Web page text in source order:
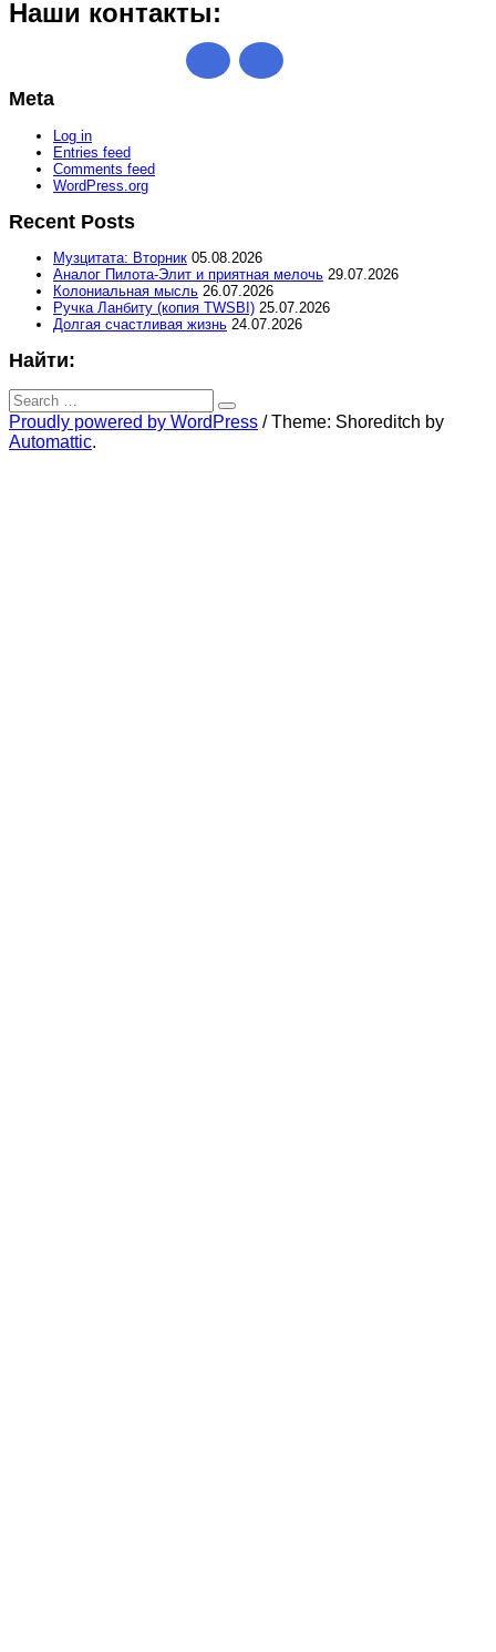
Наши контакты:
Meta
Log in
Entries feed
Comments feed
WordPress.org
Recent Posts
Музцитата: Вторник 05.08.2026
Аналог Пилота-Элит и приятная мелочь 29.07.2026
Колониальная мысль 26.07.2026
Ручка Ланбиту (копия TWSBI) 25.07.2026
Долгая счастливая жизнь 24.07.2026
Найти:
Search
for:
Search
Proudly powered by WordPress /Theme: Shoreditch by
Automattic.